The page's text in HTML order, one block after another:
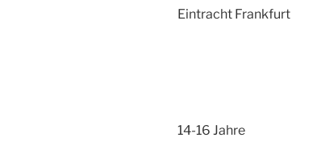
Eintracht Frankfurt
14-16 Jahre